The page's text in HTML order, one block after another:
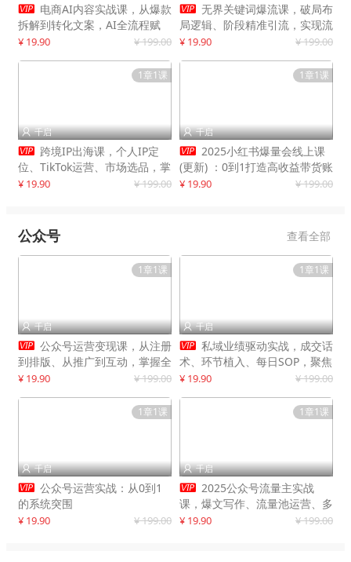
 电商AI内容实战课，从爆款
拆解到转化文案，AI全流程赋
能，解放人力，单月节省内容成
¥ 19.90 ¥ 199.00
 无界关键词爆流课，破局布
局逻辑、阶段精准引流，实现流
量翻倍，店铺业绩增长50%+
¥ 19.90 ¥ 199.00
1章1课
 千启
 跨境IP出海课，个人IP定
位、TikTok运营、市场选品，掌
握核心闭环，实现月入1万美金
¥ 19.90 ¥ 199.00
1章1课
 千启
 2025小红书爆量会线上课
(更新) ：0到1打造高收益带货账
号，靠小红书带货年入100w？
¥ 19.90 ¥ 199.00
公众号 查看全部
1章1课
 千启
 公众号运营变现课，从注册
到排版、从推广到互动，掌握全
流程，开启个人品牌月入
¥ 19.90 ¥ 199.00
1章1课
 千启
 私域业绩驱动实战，成交话
术、环节植入、每日SOP，聚焦
增长，驱动营收持续突破
¥ 19.90 ¥ 199.00
1章1课
 千启
 公众号运营实战：从0到1
的系统突围
¥ 19.90 ¥ 199.00
1章1课
 千启
 2025公众号流量主实战
课，爆文写作、流量池运营、多
平台分发，新手日入千元月赚5
¥ 19.90 ¥ 199.00